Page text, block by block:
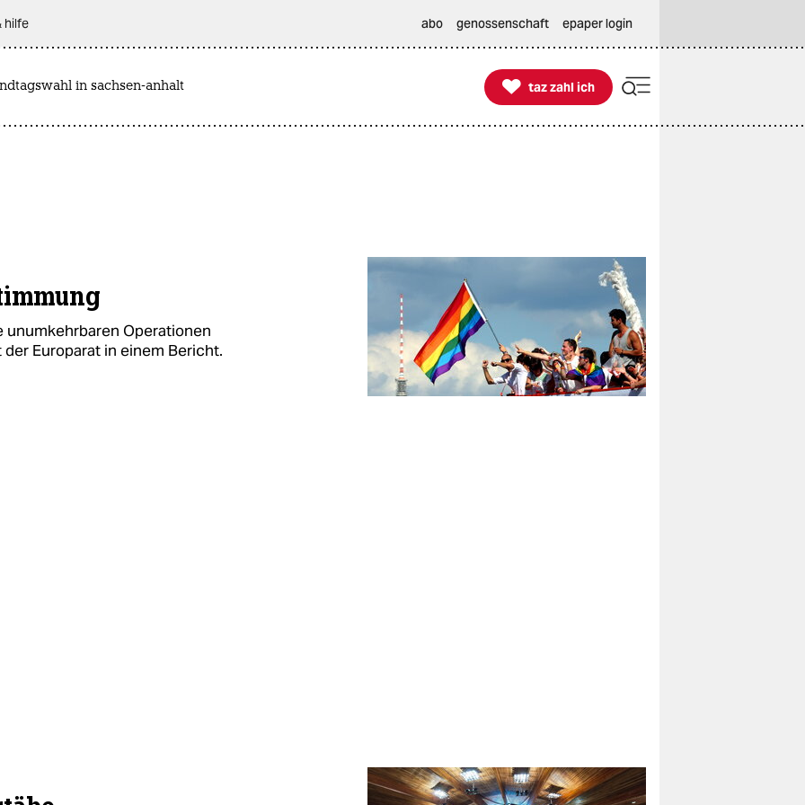
hilfe abo genossenschaft epaper login
in sachsen-anhalt 
taz zahl ich
taz zahl ich
Operationen
Europarat in einem Bericht.